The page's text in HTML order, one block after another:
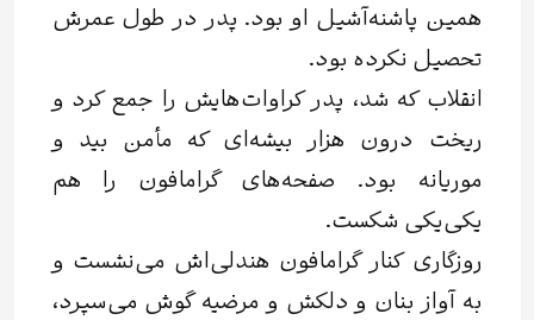
همین پاشنه‌آشیل او بود. پدر در طول عمرش
تحصیل نکرده بود.
انقلاب که شد، پدر کراوات‌هایش را جمع کرد و
ریخت درون هزار بیشه‌ای که مأمن بید و
موریانه بود. صفحه‎‌های گرامافون را هم
یکی‌یکی شکست.
روزگاری کنار گرامافون هندلی‌اش می‌نشست و
به آواز بنان و دلکش و مرضیه گوش می‌سپرد،